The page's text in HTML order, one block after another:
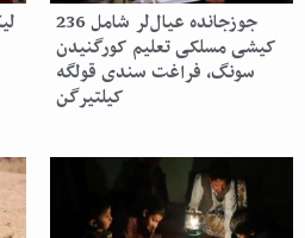
جوزجانده عیال‌لر شامل 236
کیشی مسلکی تعلیم کورگنیدن
سونگ، فراغت سندی قولگه
کیلتیرگن